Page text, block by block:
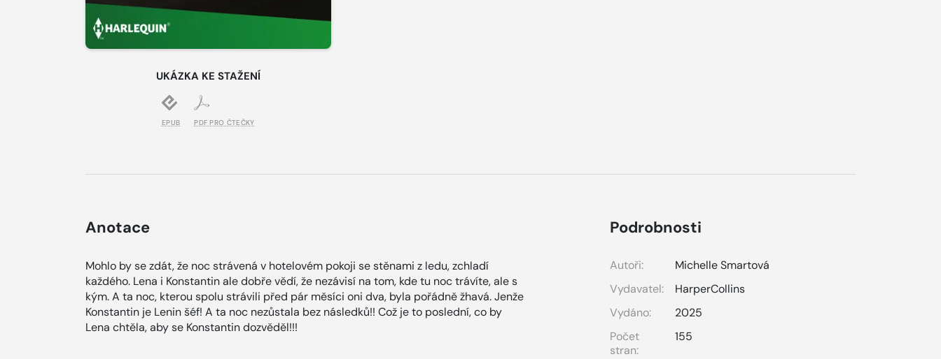
UKÁZKA KE STAŽENÍ
EPUB PDF PRO ČTEČKY
Anotace
Mohlo by se zdát, že noc strávená v hotelovém pokoji se stěnami z ledu, zchladí
každého. Lena i Konstantin ale dobře vědí, že nezávisí na tom, kde tu noc trávíte, ale s
kým. A ta noc, kterou spolu strávili před pár měsíci oni dva, byla pořádně žhavá. Jenže
Konstantin je Lenin šéf! A ta noc nezůstala bez následků!! Což je to poslední, co by
Lena chtěla, aby se Konstantin dozvěděl!!!
Podrobnosti
Autoři:
Michelle Smartová
Vydavatel:
HarperCollins
Vydáno:
2025
Počet
stran:
155